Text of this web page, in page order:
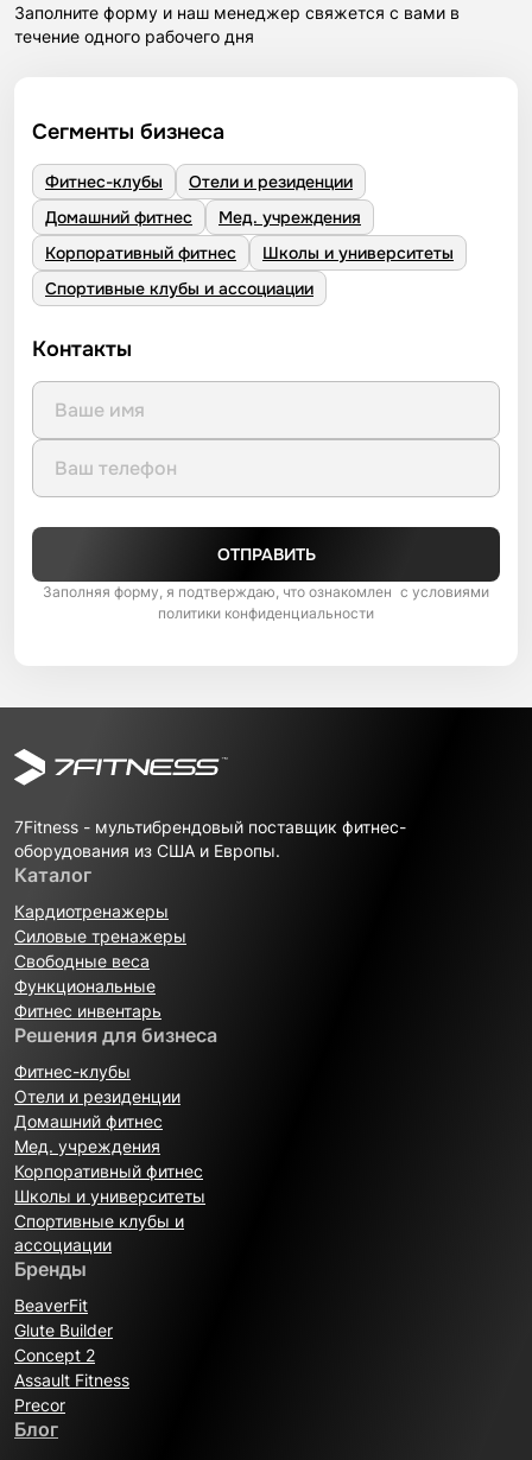
Заполните форму и наш менеджер свяжется с вами в
течение одного рабочего дня
Сегменты бизнеса
Фитнес-клубы
Отели и резиденции
Домашний фитнес
Мед. учреждения
Корпоративный фитнес
Школы и университеты
Спортивные клубы и ассоциации
Контакты
ОТПРАВИТЬ
Заполняя форму, я подтверждаю, что ознакомлен с условиями
политики конфиденциальности
7Fitness - мультибрендовый поставщик фитнес-
оборудования из США и Европы.
Каталог
Кардиотренажеры
Силовые тренажеры
Свободные веса
Функциональные
Фитнес инвентарь
Решения для бизнеса
Фитнес-клубы
Отели и резиденции
Домашний фитнес
Мед. учреждения
Корпоративный фитнес
Школы и университеты
Спортивные клубы и
ассоциации
Бренды
BeaverFit
Glute Builder
Concept 2
Assault Fitness
Precor
Блог